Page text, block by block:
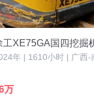
工XE75GA国四挖掘
年 | 1610小时 | 广西-
万